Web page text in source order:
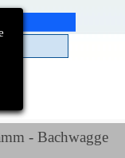
- Bachwagge